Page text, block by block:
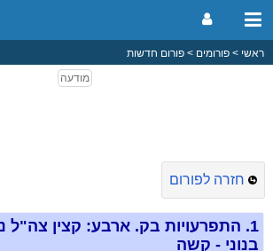
ראשי פורומים פורום חדשות
חזרה לפורום
1. התפרעויות בק. ארבע: קצין צה"ל
בנוני - קשה